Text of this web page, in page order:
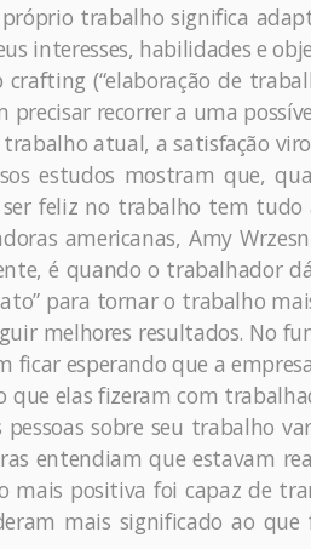
trabalho significa
interesses, habilidades e
crafting (“elaboração de
precisar recorrer a uma
atual, a satisfação
estudos mostram que,
feliz no trabalho tem tudo
americanas, Amy
é quando o trabalhador
para tornar o trabalho
melhores resultados. No
ficar esperando que a
que elas fizeram com
pessoas sobre seu trabalho
entendiam que estavam
mais positiva foi capaz de
mais significado ao